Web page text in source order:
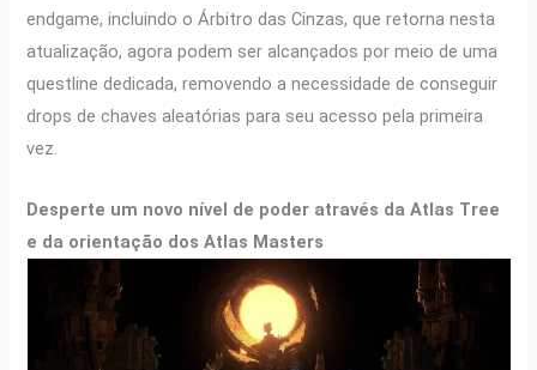
endgame, incluindo o Árbitro das Cinzas, que retorna nesta
atualização, agora podem ser alcançados por meio de uma
questline dedicada, removendo a necessidade de conseguir
drops de chaves aleatórias para seu acesso pela primeira
vez.
Desperte um novo nível de poder através da Atlas Tree
e da orientação dos Atlas Masters